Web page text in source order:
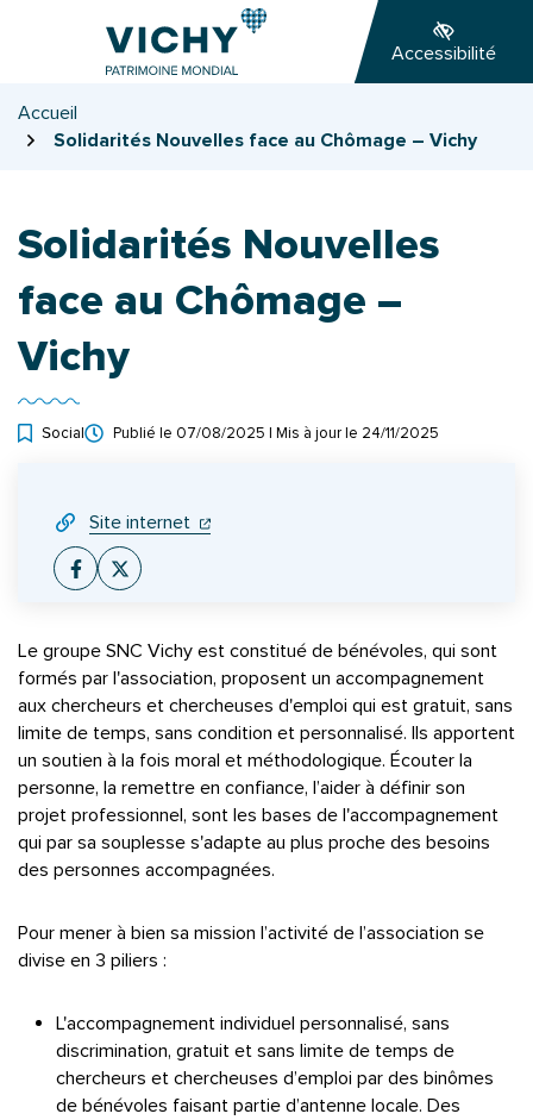
page
Accessibilité
Accueil
Solidarités Nouvelles face au Chômage – Vichy
Solidarités Nouvelles
face au Chômage –
Vichy
Social Publié le 07/08/2025 | Mis à jour le 24/11/2025
Site internet (ouverture dans un nouvel onglet)
(ouverture dans un nouvel onglet)
FacebookTwitter
Le groupe SNC Vichy est constitué de bénévoles, qui sont
formés par l'association, proposent un accompagnement
aux chercheurs et chercheuses d'emploi qui est gratuit, sans
limite de temps, sans condition et personnalisé. Ils apportent
un soutien à la fois moral et méthodologique. Écouter la
personne, la remettre en confiance, l’aider à définir son
projet professionnel, sont les bases de l'accompagnement
qui par sa souplesse s'adapte au plus proche des besoins
des personnes accompagnées.
Pour mener à bien sa mission l’activité de l’association se
divise en 3 piliers :
L'accompagnement individuel personnalisé, sans
discrimination, gratuit et sans limite de temps de
chercheurs et chercheuses d’emploi par des binômes
de bénévoles faisant partie d’antenne locale. Des